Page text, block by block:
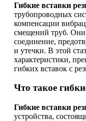
Гибкие вставки
трубопроводных
компенсации
смещений труб.
соединение,
и утечки. В этой
характеристики,
гибких вставок с
Что такое
Гибкие вставки
устройства,